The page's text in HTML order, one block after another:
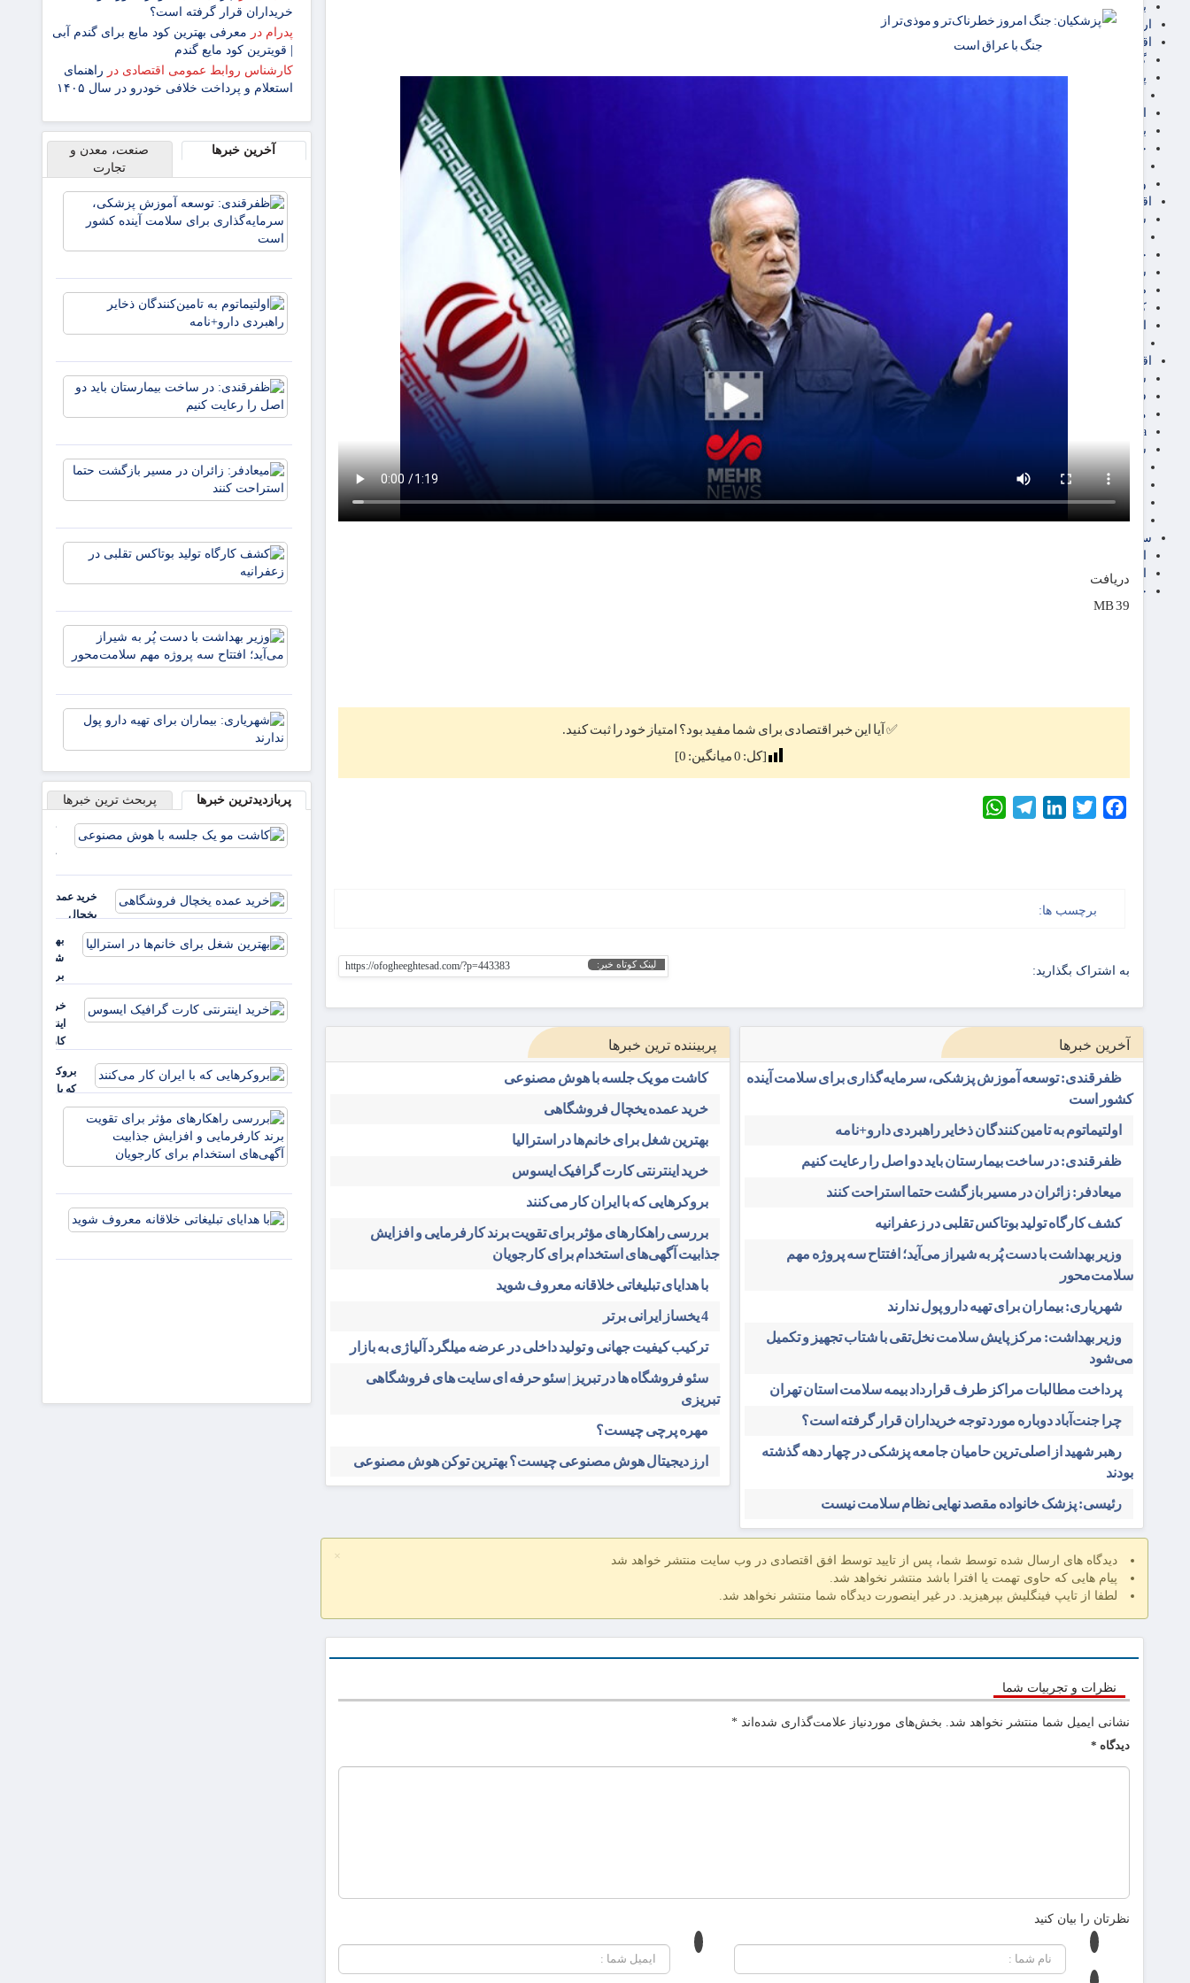
برق، آب و انرژی
ارز دیجیتال
اقتصاد اجتماعی
گردشگری
پزشکی، سلامت و زیبایی
بازنشستگان
حقوق و قضایی
ورزشی
اقتصاد شهری و روستایی
شهر و مسکن و عمران
حمل و نقل
شهرک های صنعتی
صنایع غذایی
کشاورزی و دامداری
اقتصاد بین الملل
سیاسی
فارکس
مناطق آزاد تجاری
24intermedia
سایر اخبار اقتصادی
فناوری
آگهی رسمی و مزایده
آکادمی آموزش اقتصادی
سایر رسانه ها
اقتصاد آفرین
خرید انواع دیزل ژنراتور
دریافت
39 MB
✅ آیا این خبر اقتصادی برای شما مفید بود؟ امتیاز خود را ثبت کنید.
[کل: 0میانگین: 0
]
Facebook
Twitter
LinkedIn
Telegram
برچسب ها:
به اشتراک بگذارید: لینک کوتاه خبر: https://ofogheeghtesad.com/?p=443383
آخرین خبرها
ظفرقندی: توسعه آموزش پزشکی، سرمایه‌گذاری برای سلامت آینده
کشور است
اولتیماتوم به تامین‌کنندگان ذخایر راهبردی دارو+نامه
ظفرقندی: در ساخت بیمارستان باید دو اصل را رعایت کنیم
میعادفر: زائران در مسیر بازگشت حتما استراحت کنند
کشف کارگاه تولید بوتاکس تقلبی در زعفرانیه
وزیر بهداشت با دست پُر به شیراز می‌آید؛ افتتاح سه پروژه مهم
سلامت‌محور
شهریاری: بیماران برای تهیه دارو پول ندارند
وزیر بهداشت: مرکز پایش سلامت نخل‌تقی با شتاب تجهیز و تکمیل
می‌شود
پرداخت مطالبات مراکز طرف قرارداد بیمه سلامت استان تهران
چرا جنت‌آباد دوباره مورد توجه خریداران قرار گرفته است؟
رهبر شهید از اصلی‌ترین حامیان جامعه پزشکی در چهار دهه گذشته
بودند
رئیسی: پزشک خانواده مقصد نهایی نظام سلامت نیست
پربیننده ترین خبرها
کاشت مو یک جلسه با هوش مصنوعی
خرید عمده یخچال فروشگاهی
بهترین شغل برای خانم‌ها در استرالیا
خرید اینترنتی کارت گرافیک ایسوس
بروکرهایی‌ که با ایران کار می‌کنند
بررسی راهکارهای مؤثر برای تقویت برند کارفرمایی و افزایش
جذابیت آگهی‌های استخدام برای کارجویان
با هدایای تبلیغاتی خلاقانه معروف شوید
4 یخساز ایرانی برتر
ترکیب کیفیت جهانی و تولید داخلی در عرضه میلگرد آلیاژی به بازار
سئو فروشگاه‌ ها در تبریز | سئو حرفه ای سایت های فروشگاهی
تبریزی
مهره پرچی چیست؟
ارز دیجیتال هوش مصنوعی چیست؟ بهترین توکن هوش مصنوعی
×
دیدگاه های ارسال شده توسط شما، پس از تایید توسط افق اقتصادی در وب سایت منتشر خواهد شد
پیام هایی که حاوی تهمت یا افترا باشد منتشر نخواهد شد.
لطفا از تایپ فینگلیش بپرهیزید. در غیر اینصورت دیدگاه شما منتشر نخواهد شد.
نظرات و تجربیات شما
نشانی ایمیل شما منتشر نخواهد شد. بخش‌های موردنیاز علامت‌گذاری شده‌اند *
دیدگاه *
نظرتان را بیان کنید
خریداران قرار گرفته است؟
پدرام در معرفی بهترین کود مایع برای گندم آبی
| قویترین کود مایع گندم
کارشناس روابط عمومی اقتصادی در راهنمای
استعلام و پرداخت خلافی خودرو در سال ۱۴۰۵
آخرین خبرها
صنعت، معدن و
تجارت
پروژه
دارو پول
پربازدیدترین خبرها پربحث ترین خبرها
خرید عمده
یخچال
فروشگاهی
بهترین
شغل
برای
در
استرالیا
خرید
اینترنتی
کارت
ایسوس
بروکرهایی‌
که با ایران
کار می‌کنند